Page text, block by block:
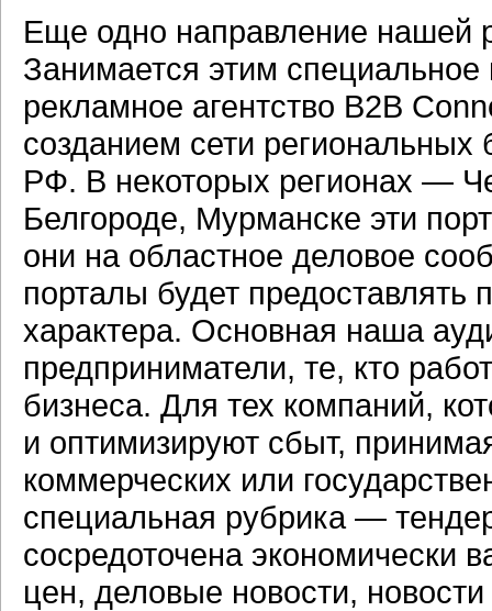
Еще одно направление
Занимается этим
рекламное агентство B2B
созданием сети региональных
РФ. В некоторых регионах —
Белгороде, Мурманске эти
они на областное деловое
порталы будет
характера. Основная наша
предприниматели, те, кто
бизнеса. Для тех компаний,
и оптимизируют сбыт,
коммерческих или
специальная рубрика —
сосредоточена экономически
цен, деловые новости,